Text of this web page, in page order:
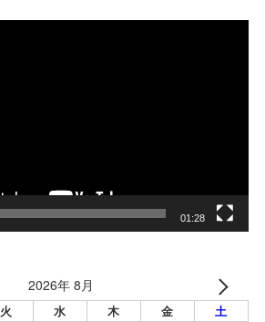
01:28
2026年 8月
火 水 木 金 土